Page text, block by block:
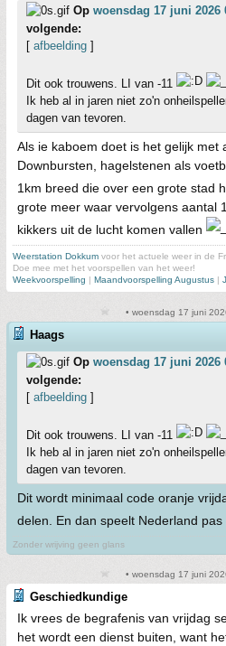
Op woensdag 17 juni 2026
volgende:
[ afbeelding ]
Dit ook trouwens. LI van -11
Ik heb al in jaren niet zo'n
dagen van tevoren.
Als ie kaboem doet is het gelijk met
Downbursten, hagelstenen als
1km breed die over een grote stad
grote meer waar vervolgens aantal
kikkers uit de lucht komen vallen
Weerstation Dokkum voor het actuele weer in de
Doe mee met het voorspellen van het weer!
Weekvoorspelling | Maandvoorspelling Augustus |
• woensdag 17 juni
Haags
Op woensdag 17 juni 2026
volgende:
[ afbeelding ]
Dit ook trouwens. LI van -11
Ik heb al in jaren niet zo'n
dagen van tevoren.
Dit wordt minimaal code oranje
delen. En dan speelt Nederland pas
Zonder wrijving geen glans
• woensdag 17 juni
Geschiedkundige
Ik vrees de begrafenis van vrijdag
het wordt een dienst buiten, want